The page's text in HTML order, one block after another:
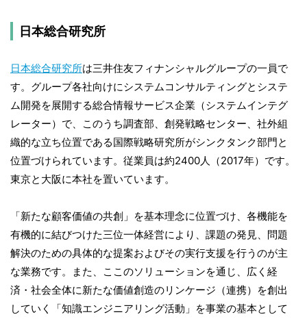
日本総合研究所
日本総合研究所は三井住友フィナンシャルグループの一員で
す。グループ各社向けにシステムコンサルティングとシステ
ム開発を展開する総合情報サービス企業（システムインテグ
レーター）で、このうち調査部、創発戦略センター、社外組
織的な立ち位置である国際戦略研究所がシンクタンク部門と
位置づけられています。従業員は約2400人（2017年）です。
東京と大阪に本社を置いています。
「新たな顧客価値の共創」を基本理念に位置づけ、各機能を
有機的に結びつけた三位一体経営により、課題の発見、問題
解決のための具体的な提案およびその実行支援を行うのが主
な業務です。また、ここのソリューションを通じ、広く経
済・社会全体に新たな価値創造のリンケージ（連携）を創出
していく「知識エンジニアリング活動」を事業の基本として